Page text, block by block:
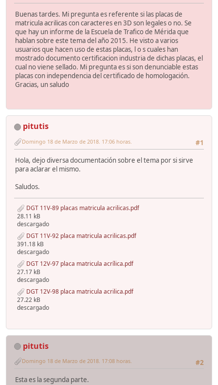
Buenas tardes. Mi pregunta es referente si las placas de
matricula acrilicas con caracteres en 3D son legales o no. Se
que hay un informe de la Escuela de Trafico de Mérida que
hablan sobre este tema del año 2015. He visto a varios
usuarios que hacen uso de estas placas, l o s cuales han
mostrado documento certificacion industria de dichas placas, el
cual no viene sellado. Mi pregunta es si son denunciable estas
placas con independencia del certificado de homologación.
Gracias, un saludo
pitutis
#1
Domingo 18 de Marzo de 2018. 17:06 horas.
Hola, dejo diversa documentación sobre el tema por si sirve
para aclarar el mismo.
Saludos.
DGT 11V-89 placas matricula acrilicas.pdf
28.11 kB
descargado
DGT 11V-92 placa matricula acrilicas.pdf
391.18 kB
descargado
DGT 12V-97 placa matricula acrílica.pdf
27.17 kB
descargado
DGT 12V-98 placa matricula acrilica.pdf
27.22 kB
descargado
pitutis
#2
Domingo 18 de Marzo de 2018. 17:08 horas.
Esta es la segunda parte.